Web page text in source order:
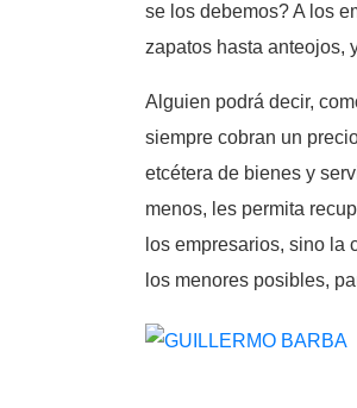
se los debemos? A los
zapatos hasta anteojos,
Alguien podrá decir,
siempre cobran un
etcétera de bienes y
menos, les permita
los empresarios, sino la
los menores posibles,